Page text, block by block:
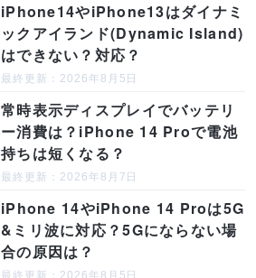
iPhone14やiPhone13はダイナミ
ックアイランド(Dynamic Island)
はできない？対応？
最終更新：2026年8月5日
常時表示ディスプレイでバッテリ
ー消費は？iPhone 14 Proで電池
持ちは短くなる？
最終更新：2026年8月7日
iPhone 14やiPhone 14 Proは5G
&ミリ波に対応？5Gにならない場
合の原因は？
最終更新：2026年8月5日